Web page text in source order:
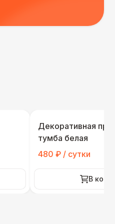
Декоративная
тумба белая
480 ₽ / сутки
В